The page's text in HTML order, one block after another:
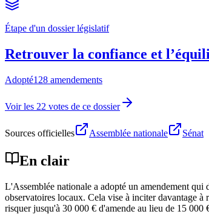
Étape d'un dossier législatif
Retrouver la confiance et
Adopté128 amendements
Voir les 22 votes de ce dossier
Sources officielles Assemblée nationale Sénat
En clair
L'Assemblée nationale a adopté un amendement
observatoires locaux. Cela vise à inciter davantage
risquer jusqu'à 30 000 € d'amende au lieu de 15 000